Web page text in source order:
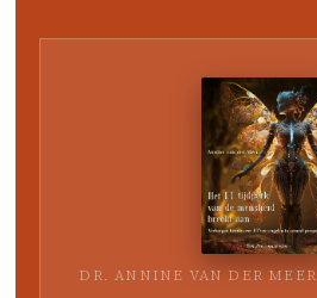
DR. ANNINE VAN DER MEER